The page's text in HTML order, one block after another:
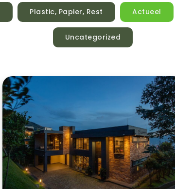
Plastic, Papier, Rest Actueel
Uncategorized
Het
Luxe
Leven
Van
René
Froger
In
Blaricum